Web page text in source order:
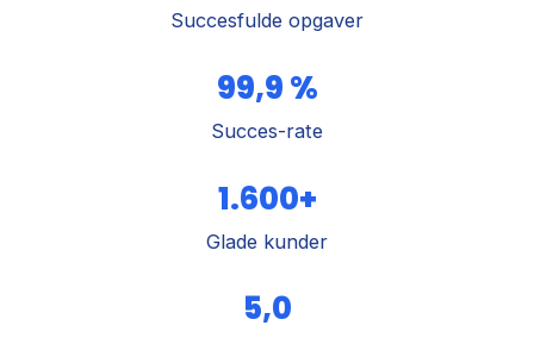
Succesfulde opgaver
99,9 %
Succes-rate
1.600+
Glade kunder
5,0